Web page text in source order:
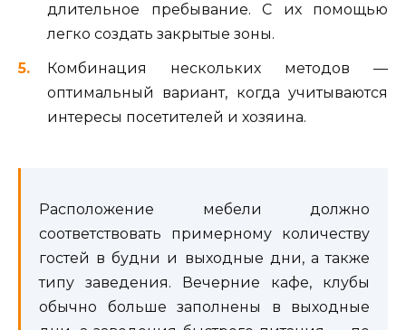
длительное пребывание. С их помощью
легко создать закрытые зоны.
Комбинация нескольких методов —
оптимальный вариант, когда учитываются
интересы посетителей и хозяина.
Расположение мебели должно
соответствовать примерному количеству
гостей в будни и выходные дни, а также
типу заведения. Вечерние кафе, клубы
обычно больше заполнены в выходные